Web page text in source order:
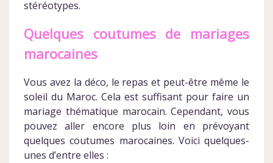
stéréotypes.
Quelques coutumes de mariages
marocaines
Vous avez la déco, le repas et peut-être même le
soleil du Maroc. Cela est suffisant pour faire un
mariage thématique marocain. Cependant, vous
pouvez aller encore plus loin en prévoyant
quelques coutumes marocaines. Voici quelques-
unes d’entre elles :